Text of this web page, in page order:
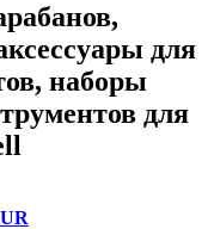
для
наборы
для